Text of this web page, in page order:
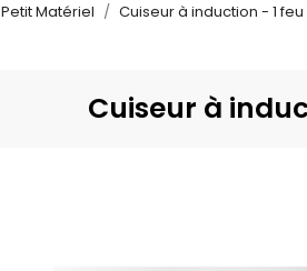
Petit Matériel Cuiseur à induction - 1
Cuiseur à